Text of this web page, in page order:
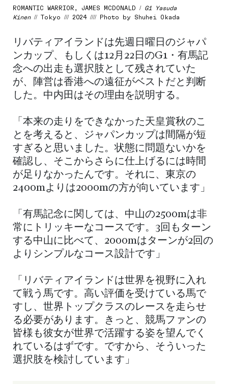
ROMANTIC WARRIOR, JAMES MCDONALD / G1 Yasuda
Kinen// Tokyo /// 2024 //// Photo by Shuhei Okada
リバティアイランドは先週日曜日のジャパ
ンカップ、もしくは12月22日のG1・有馬記
念への出走も選択肢として残されていた
が、陣営は香港への遠征がベストだと判断
した。中内田はその理由を説明する。
「本来の走りをできなかった天皇賞秋のこ
とを考えると、ジャパンカップは間隔が短
すぎると思いました。状態に問題ないかを
確認し、そこからさらに仕上げるには時間
が足りなかったんです。それに、東京の
2400mよりは2000mの方が向いています」
「有馬記念に関しては、中山の2500mは非
常にトリッキーなコースです。3回もターン
する中山に比べて、2000mはターンが2回の
よりシンプルなコース設計です」
「リバティアイランドは世界を視野に入れ
て戦う馬です。高い評価を受けている馬で
すし、世界トップクラスのレースを走らせ
る必要があります。きっと、競馬ファンの
皆様も彼女が世界で活躍する姿を望んでく
れているはずです。ですから、そういった
選択肢を検討しています」